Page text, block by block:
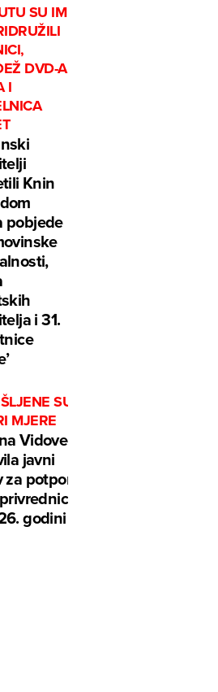
SU IM
DVD-A
I
Knin
pobjede
i 31.
SU
MJERE
Vidovec
javni
potpore
godini